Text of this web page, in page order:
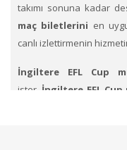
takımı sonuna kadar
maç biletlerini en
canlı izlettirmenin
İngiltere EFL Cup
ister. İngiltere EFL Cup
heyecanlı maçları